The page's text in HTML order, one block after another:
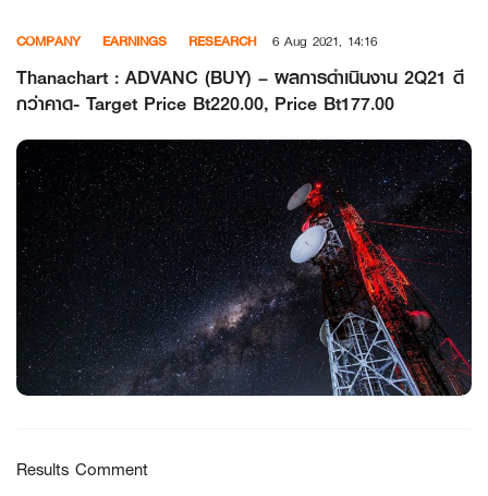
content
COMPANY EARNINGS RESEARCH 6 Aug 2021, 14:16
Thanachart : ADVANC (BUY) – ผลการดำเนินงาน 2Q21 ดี
กว่าคาด- Target Price Bt220.00, Price Bt177.00
Results Comment